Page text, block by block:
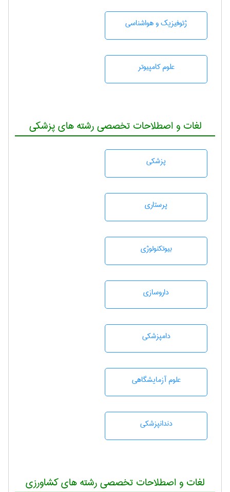
ژئوفيزيك و هواشناسی
علوم کامپیوتر
لغات و اصطلاحات تخصصی رشته های پزشکی
پزشكی
پرستاری
بيوتكنولوژی
داروسازی
دامپزشكی
علوم آزمايشگاهی
دندانپزشكی
لغات و اصطلاحات تخصصی رشته های کشاورزی